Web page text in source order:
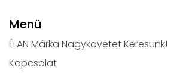
Menü
ÉLAN Márka Nagykövetet Keresünk!
Kapcsolat